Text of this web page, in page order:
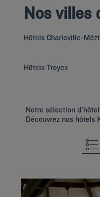
Nos villes
Hôtels Charleville-
Hôtels Troyes
Notre sélection
Découvrez nos hôtels